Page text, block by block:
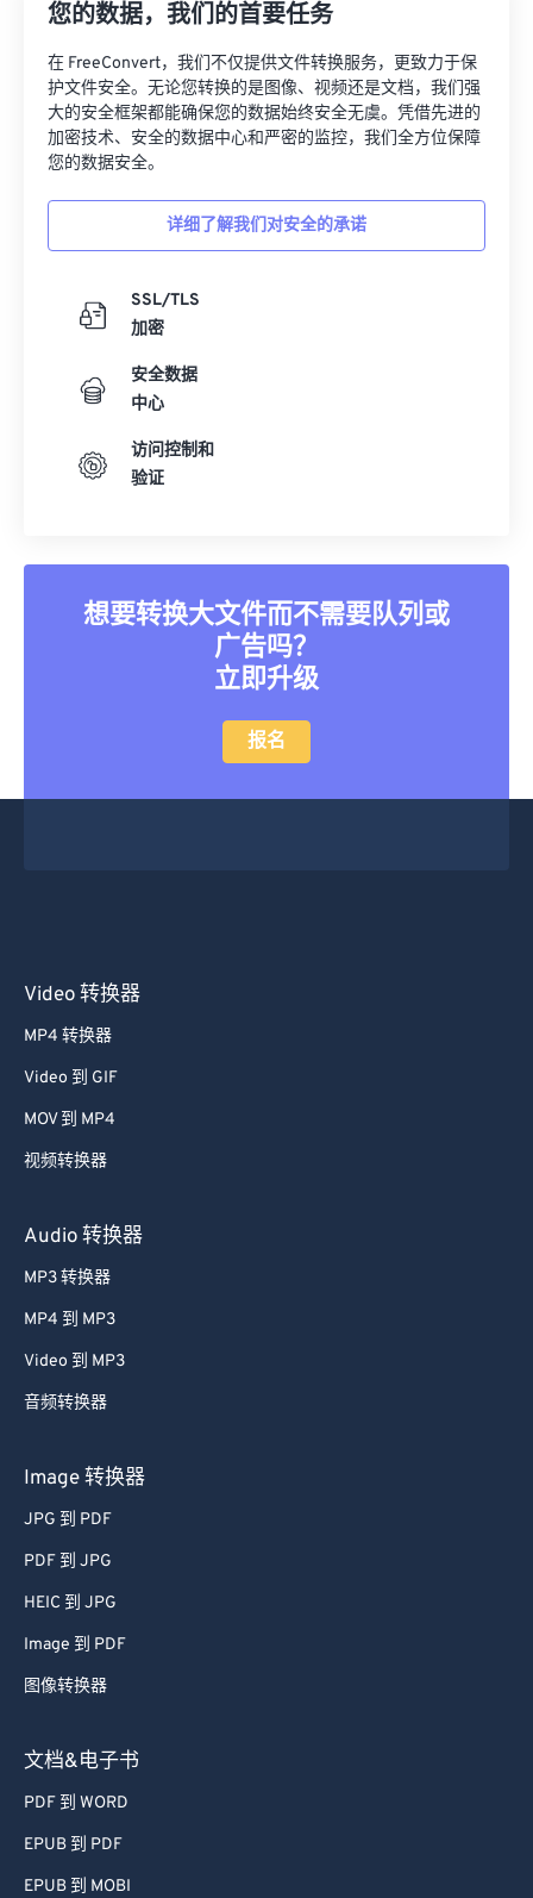
您的数据，我们的首要任务
在 FreeConvert，我们不仅提供文件转换服务，更致力于保
护文件安全。无论您转换的是图像、视频还是文档，我们强
大的安全框架都能确保您的数据始终安全无虞。凭借先进的
加密技术、安全的数据中心和严密的监控，我们全方位保障
您的数据安全。
详细了解我们对安全的承诺
SSL/TLS
加密
安全数据
中心
访问控制和
验证
想要转换大文件而不需要队列或
广告吗？
立即升级
报名
Video 转换器
MP4 转换器
Video 到 GIF
MOV 到 MP4
视频转换器
Audio 转换器
MP3 转换器
MP4 到 MP3
Video 到 MP3
音频转换器
Image 转换器
JPG 到 PDF
PDF 到 JPG
HEIC 到 JPG
Image 到 PDF
图像转换器
文档&电子书
PDF 到 WORD
EPUB 到 PDF
EPUB 到 MOBI